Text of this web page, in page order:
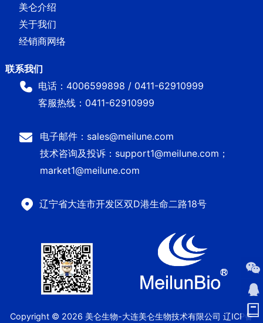
美仑介绍
关于我们
经销商网络
电话：4006599898 / 0411-62910999
客服热线：0411-62910999
电子邮件：sales@meilune.com
技术咨询及投诉：support1@meilune.com；
market1@meilune.com
辽宁省大连市开发区双D港生命二路18号
Copyright © 2026 美仑生物-大连美仑生物技术有限公司 辽ICP备